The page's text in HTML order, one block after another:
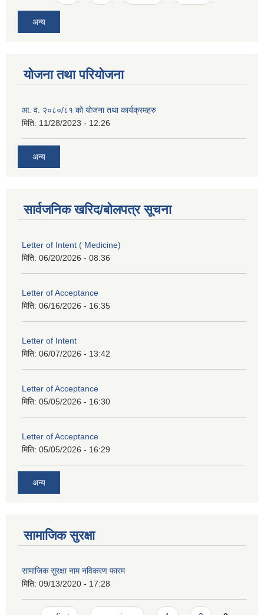
अन्य
योजना तथा परियोजना
आ. व. २०८०/८१ को योजना तथा कार्यक्रमहरु
मिति: 11/28/2023 - 12:26
अन्य
सार्वजनिक खरिद/बोलपत्र सूचना
Letter of Intent ( Medicine)
मिति: 06/20/2026 - 08:36
Letter of Acceptance
मिति: 06/16/2026 - 16:35
Letter of Intent
मिति: 06/07/2026 - 13:42
Letter of Acceptance
मिति: 05/05/2026 - 16:30
Letter of Acceptance
मिति: 05/05/2026 - 16:29
अन्य
सामाजिक सुरक्षा
सामाजिक सुरक्षा नाम नविकरण फारम
मिति: 09/13/2020 - 17:28